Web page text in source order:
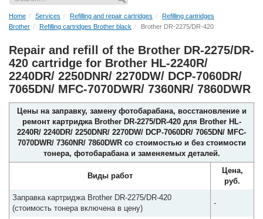
Home Services Refilling and repair cartridges
Refilling cartridges
Brother
Refilling cartridges Brother black Brother DR-2275/DR-420
Repair and refill of the Brother DR-2275/DR-
420 cartridge for Brother HL-2240R/
2240DR/ 2250DNR/ 2270DW/ DCP-7060DR/
7065DN/ MFC-7070DWR/ 7360NR/ 7860DWR
Цены на заправку, замену фотобарабана, восстановление и
ремонт картриджа Brother DR-2275/DR-420 для Brother HL-
2240R/ 2240DR/ 2250DNR/ 2270DW/ DCP-7060DR/ 7065DN/ MFC-
7070DWR/ 7360NR/ 7860DWR со стоимостью и без стоимости
тонера, фотобарабана и заменяемых деталей.
Виды работ
Цена,
руб.
Заправка картриджа Brother DR-2275/DR-420
(стоимость тонера включена в цену)
-